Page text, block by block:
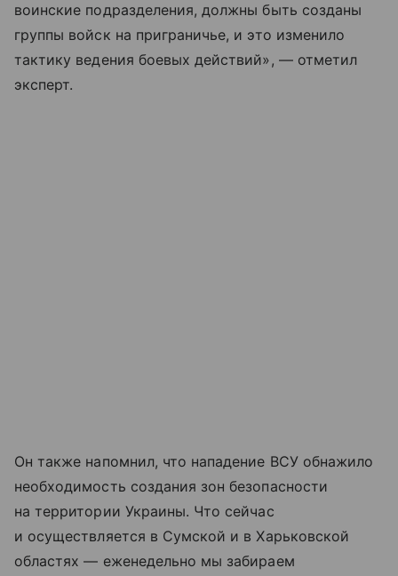
воинские подразделения, должны быть созданы
группы войск на приграничье, и это изменило
тактику ведения боевых действий», — отметил
эксперт.
Он также напомнил, что нападение ВСУ обнажило
необходимость создания зон безопасности
на территории Украины. Что сейчас
и осуществляется в Сумской и в Харьковской
областях — еженедельно мы забираем